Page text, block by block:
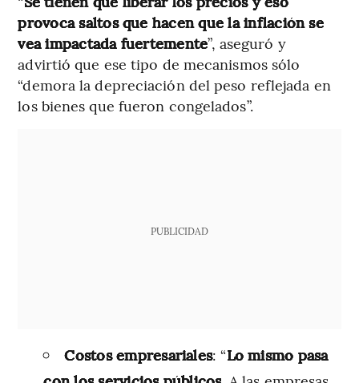
provoca saltos que hacen que la inflación se
vea impactada fuertemente”, aseguró y
advirtió que ese tipo de mecanismos sólo
“demora la depreciación del peso reflejada en
los bienes que fueron congelados”.
PUBLICIDAD
Costos empresariales: “Lo mismo pasa